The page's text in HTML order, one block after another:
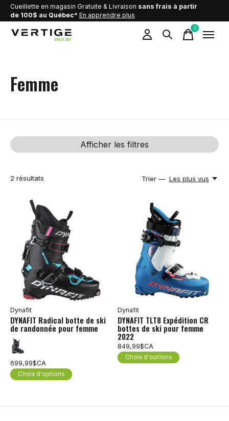
Cueillette en magasin Gratuite & Livraison sans frais à partir
de 100$ au Québec* En apprendre plus
0items
Femme
Afficher les filtres
2 résultats Trier — Les plus vus
Dynafit
DYNAFIT Radical botte de ski
de randonnée pour femme
699,99$CA
Choix d'options
Dynafit
DYNAFIT TLT8 Expédition CR
bottes de ski pour femme
2022
849,99$CA
Choix d'options